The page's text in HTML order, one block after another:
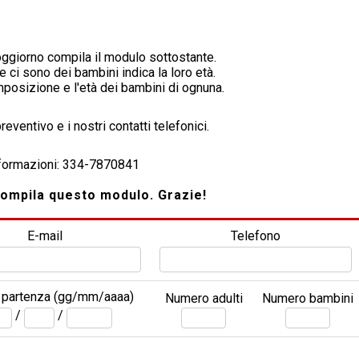
compila il modulo sottostante.
ci sono dei bambini indica la loro età.
e l'età dei bambini di ognuna.
e i nostri contatti telefonici.
334-7870841
questo modulo. Grazie!
E-mail Telefono
(gg/mm/aaaa)
/
/
Numero adulti Numero bambini